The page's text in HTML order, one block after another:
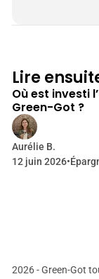
Lire
Où est investi
Green-Got ?
Aurélie B.
12 juin 2026•
2026 - Green-Got